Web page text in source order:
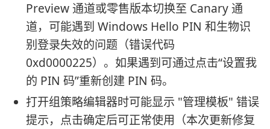
Preview 通道或零售版本切换至 Canary 通
道，可能遇到 Windows Hello PIN 和生物识
别登录失效的问题（错误代码
0xd0000225）。如果遇到可通过点击“设置我
的 PIN 码”重新创建 PIN 码。
打开组策略编辑器时可能显示 "管理模板" 错误
提示，点击确定后可正常使用（本次更新修复